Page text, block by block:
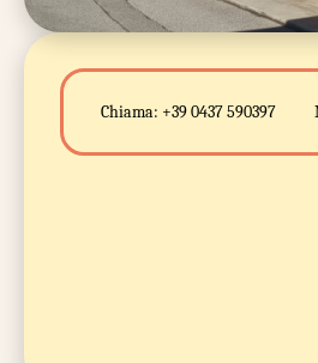
Chiama: +39 0437 590397